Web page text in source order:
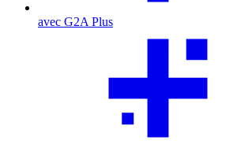
avec G2A Plus